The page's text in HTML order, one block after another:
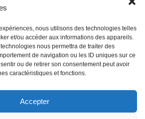
nous utilisons des technologies telles
et/ou accéder aux informations des appareils.
nous permettra de traiter des
de navigation ou les ID uniques sur ce
ou de retirer son consentement peut avoir
caractéristiques et fonctions.
Accepter